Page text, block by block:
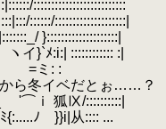
:::::::::::: :|
: :
ら冬イベだとぉ……？
::::::::::|
:::: ...